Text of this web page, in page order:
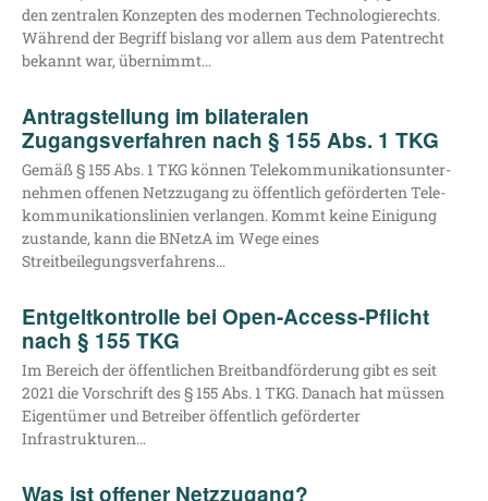
den zen­tra­len Kon­zep­ten des moder­nen Tech­no­lo­gie­rechts.
Wäh­rend der Begriff bis­lang vor allem aus dem Patent­recht
bekannt war, übernimmt…
Antragstellung im bilateralen
Zugangsverfahren nach § 155 Abs. 1 TKG
Gemäß § 155 Abs. 1 TKG kön­nen Tele­kom­mu­ni­ka­ti­ons­un­ter­
neh­men offe­nen Netz­zu­gang zu öffent­lich geför­der­ten Tele­
kom­mu­ni­ka­ti­ons­li­ni­en ver­lan­gen. Kommt kei­ne Eini­gung
zustan­de, kann die BNetzA im Wege eines
Streitbeilegungsverfahrens…
Entgeltkontrolle bei Open-Access-Pflicht
nach § 155 TKG
Im Bereich der öffent­li­chen Breit­band­för­de­rung gibt es seit
2021 die Vor­schrift des § 155 Abs. 1 TKG. Danach hat müs­sen
Eigen­tü­mer und Betrei­ber öffent­lich geför­der­ter
Infrastrukturen…
Was ist offener Netzzugang?